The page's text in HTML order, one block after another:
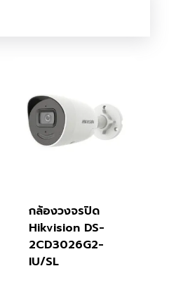
กล้องวงจรปิด
Hikvision DS-
2CD3026G2-
IU/SL